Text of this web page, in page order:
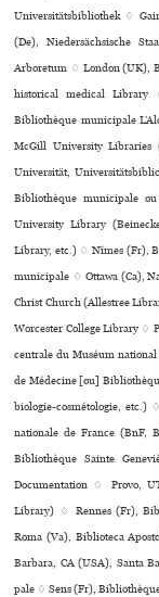
Universitätsbibliothek ♢
(De), Niedersächsische
Arboretum ♢ London (UK),
his­to­ri­cal medi­cal
Bibliothèque muni­ci­pale
McGill University
Universität,
Bibliothèque muni­ci­pale
University Library
Library, etc.) ♢ Nîmes (Fr),
muni­ci­pale ♢ Ottawa (Ca),
Christ Church (Allestree
Worcester College Library ♢
cen­trale du Muséum
de Médecine [ou]
bio­lo­gie-cos­mé­to­lo­gie,
nationale de France (BnF,
Bibliothèque Sainte
Documentation ♢ Provo,
Library) ♢ Rennes (Fr),
Roma (Va), Biblioteca
Barbara, CA (USA), Santa
pale ♢ Sens (Fr),